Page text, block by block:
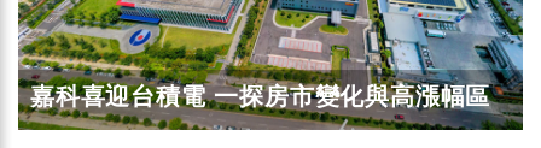
嘉科喜迎台積電 一探房市變化與高漲幅區